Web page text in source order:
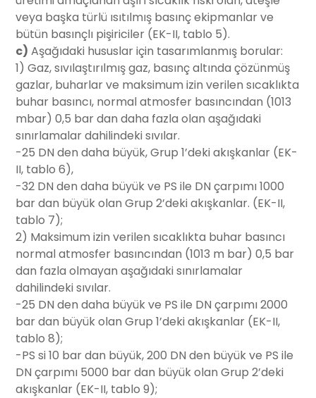
veya başka türlü ısıtılmış basınç ekipmanlar ve
bütün basınçlı pişiriciler (EK-II, tablo 5).
c) Aşağıdaki hususlar için tasarımlanmış borular:
1) Gaz, sıvılaştırılmış gaz, basınç altında çözünmüş
gazlar, buharlar ve maksimum izin verilen sıcaklıkta
buhar basıncı, normal atmosfer basıncından (1013
mbar) 0,5 bar dan daha fazla olan aşağıdaki
sınırlamalar dahilindeki sıvılar.
-25 DN den daha büyük, Grup 1’deki akışkanlar (EK-
II, tablo 6),
-32 DN den daha büyük ve PS ile DN çarpımı 1000
bar dan büyük olan Grup 2’deki akışkanlar. (EK-II,
tablo 7);
2) Maksimum izin verilen sıcaklıkta buhar basıncı
normal atmosfer basıncından (1013 m bar) 0,5 bar
dan fazla olmayan aşağıdaki sınırlamalar
dahilindeki sıvılar.
-25 DN den daha büyük ve PS ile DN çarpımı 2000
bar dan büyük olan Grup 1’deki akışkanlar (EK-II,
tablo 8);
-PS si 10 bar dan büyük, 200 DN den büyük ve PS ile
DN çarpımı 5000 bar dan büyük olan Grup 2’deki
akışkanlar (EK-II, tablo 9);